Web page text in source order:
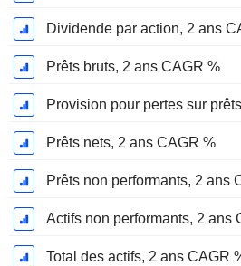
Dividende par action, 2 ans
Prêts bruts, 2 ans CAGR %
Provision pour pertes sur
Prêts nets, 2 ans CAGR %
Prêts non performants, 2 ans
Actifs non performants, 2 ans
Total des actifs, 2 ans CAGR